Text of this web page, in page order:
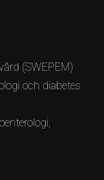
(SWEPEM)
och diabetes